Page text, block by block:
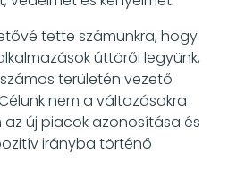
tette számunkra, hogy
úttörői legyünk,
területén vezető
nem a változásokra
új piacok azonosítása és
irányba történő